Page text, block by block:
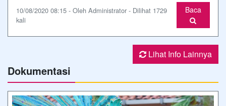
10/08/2020 08:15 - Oleh Administrator - Dilihat 1729
kali
Baca
Lihat Info Lainnya
Dokumentasi